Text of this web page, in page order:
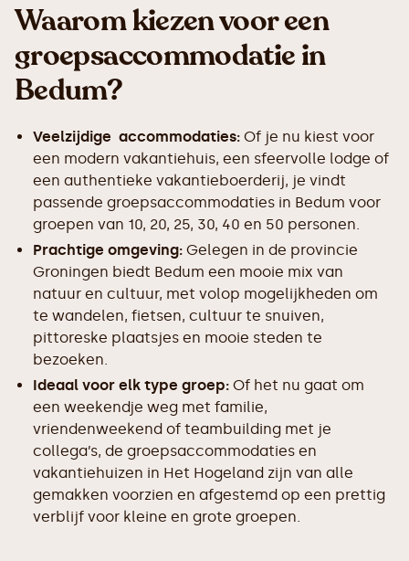
Waarom kiezen voor een
groepsaccommodatie in
Bedum?
Veelzijdige accommodaties: Of je nu kiest voor
een modern vakantiehuis, een sfeervolle lodge of
een authentieke vakantieboerderij, je vindt
passende groepsaccommodaties in Bedum voor
groepen van 10, 20, 25, 30, 40 en 50 personen.
Prachtige omgeving: Gelegen in de provincie
Groningen biedt Bedum een mooie mix van
natuur en cultuur, met volop mogelijkheden om
te wandelen, fietsen, cultuur te snuiven,
pittoreske plaatsjes en mooie steden te
bezoeken.
Ideaal voor elk type groep: Of het nu gaat om
een weekendje weg met familie,
vriendenweekend of teambuilding met je
collega’s, de groepsaccommodaties en
vakantiehuizen in Het Hogeland zijn van alle
gemakken voorzien en afgestemd op een prettig
verblijf voor kleine en grote groepen.